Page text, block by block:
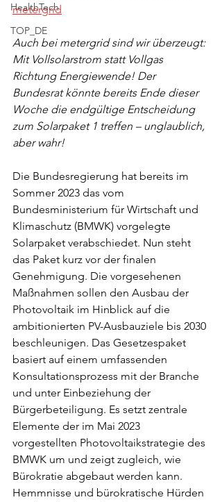
HealthTech
TOP_DE
metergrid
Auch bei metergrid sind wir überzeugt:
Mit Vollsolarstrom statt Vollgas
Richtung Energiewende! Der
Bundesrat könnte bereits Ende dieser
Woche die endgültige Entscheidung
zum Solarpaket 1 treffen – unglaublich,
aber wahr!
Die Bundesregierung hat bereits im
Sommer 2023 das vom
Bundesministerium für Wirtschaft und
Klimaschutz (BMWK) vorgelegte
Solarpaket verabschiedet. Nun steht
das Paket kurz vor der finalen
Genehmigung. Die vorgesehenen
Maßnahmen sollen den Ausbau der
Photovoltaik im Hinblick auf die
ambitionierten PV-Ausbauziele bis 2030
beschleunigen. Das Gesetzespaket
basiert auf einem umfassenden
Konsultationsprozess mit der Branche
und unter Einbeziehung der
Bürgerbeteiligung. Es setzt zentrale
Elemente der im Mai 2023
vorgestellten Photovoltaikstrategie des
BMWK um und zeigt zugleich, wie
Bürokratie abgebaut werden kann.
Hemmnisse und bürokratische Hürden